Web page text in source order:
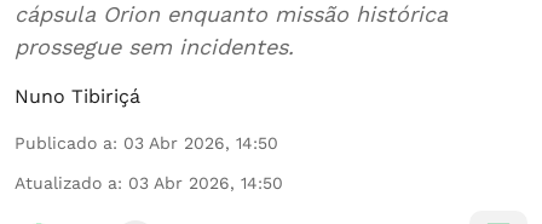
cápsula Orion enquanto missão histórica
prossegue sem incidentes.
Nuno Tibiriçá
Publicado a: 03 Abr 2026, 14:50
Atualizado a: 03 Abr 2026, 14:50